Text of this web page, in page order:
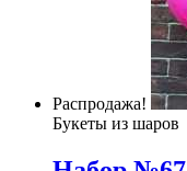
Распродажа!
Букеты из шаров